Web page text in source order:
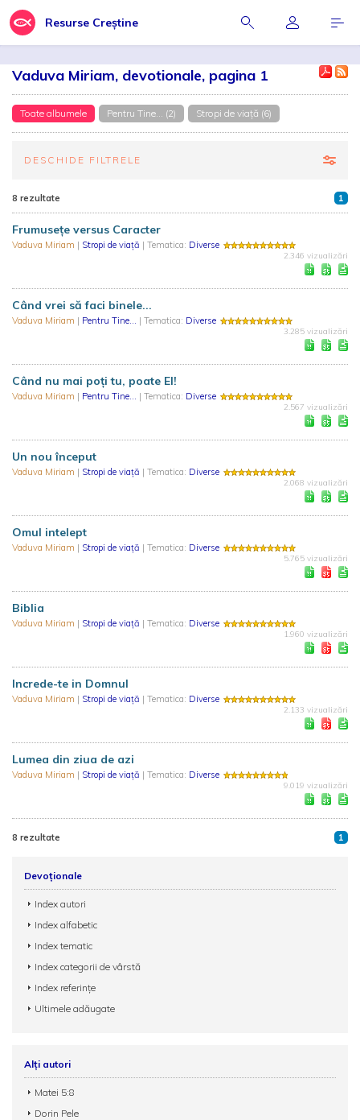
Resurse Creștine
Vaduva Miriam, devotionale, pagina 1
Toate albumele Pentru Tine... (2) Stropi de viaţă (6)
DESCHIDE FILTRELE
8 rezultate 1
Frumusețe versus Caracter
Vaduva Miriam | Stropi de viaţă | Tematica: Diverse
2.346 vizualizări
Când vrei să faci binele...
Vaduva Miriam | Pentru Tine... | Tematica: Diverse
3.285 vizualizări
Când nu mai poți tu, poate El!
Vaduva Miriam | Pentru Tine... | Tematica: Diverse
2.567 vizualizări
Un nou început
Vaduva Miriam | Stropi de viaţă | Tematica: Diverse
2.068 vizualizări
Omul intelept
Vaduva Miriam | Stropi de viaţă | Tematica: Diverse
5.765 vizualizări
Biblia
Vaduva Miriam | Stropi de viaţă | Tematica: Diverse
1.960 vizualizări
Increde-te in Domnul
Vaduva Miriam | Stropi de viaţă | Tematica: Diverse
2.133 vizualizări
Lumea din ziua de azi
Vaduva Miriam | Stropi de viaţă | Tematica: Diverse
9.019 vizualizări
8 rezultate 1
Devoționale
Index autori
Index alfabetic
Index tematic
Index categorii de vârstă
Index referințe
Ultimele adăugate
Alți autori
Matei 5:8
Dorin Pele